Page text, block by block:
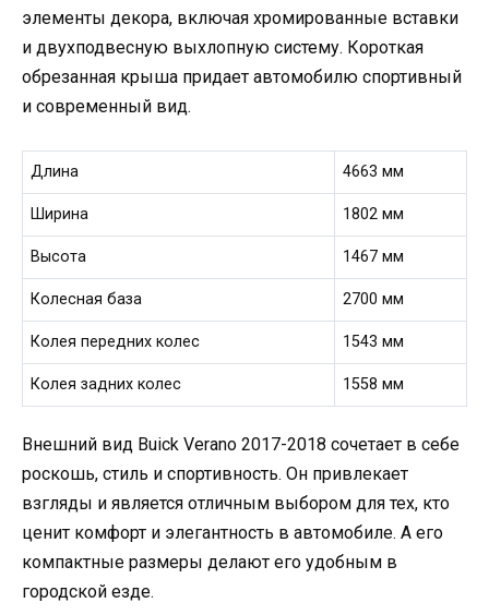
элементы декора, включая хромированные вставки
и двухподвесную выхлопную систему. Короткая
обрезанная крыша придает автомобилю спортивный
и современный вид.
Длина 4663 мм
Ширина 1802 мм
Высота 1467 мм
Колесная база 2700 мм
Колея передних колес 1543 мм
Колея задних колес 1558 мм
Внешний вид Buick Verano 2017-2018 сочетает в себе
роскошь, стиль и спортивность. Он привлекает
взгляды и является отличным выбором для тех, кто
ценит комфорт и элегантность в автомобиле. А его
компактные размеры делают его удобным в
городской езде.